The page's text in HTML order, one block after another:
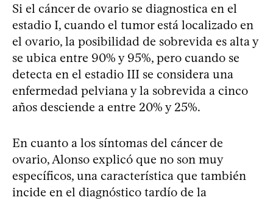
Si el cáncer de ovario se diagnostica en el
estadio I, cuando el tumor está localizado en
el ovario, la posibilidad de sobrevida es alta y
se ubica entre 90% y 95%, pero cuando se
detecta en el estadio III se considera una
enfermedad pelviana y la sobrevida a cinco
años desciende a entre 20% y 25%.
En cuanto a los síntomas del cáncer de
ovario, Alonso explicó que no son muy
específicos, una característica que también
incide en el diagnóstico tardío de la